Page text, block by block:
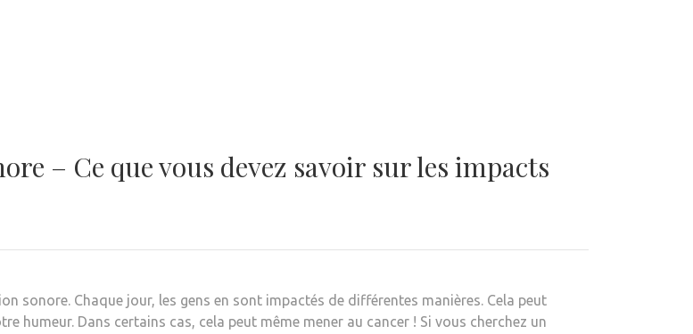
– Ce que vous devez savoir sur les impacts
sonore. Chaque jour, les gens en sont impactés de différentes manières. Cela peut
Dans certains cas, cela peut même mener au cancer ! Si vous cherchez un